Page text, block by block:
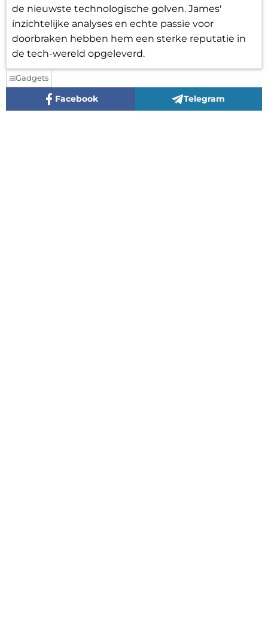
de nieuwste technologische golven. James'
inzichtelijke analyses en echte passie voor
doorbraken hebben hem een sterke reputatie in
de tech-wereld opgeleverd.
Gadgets
Facebook Telegram